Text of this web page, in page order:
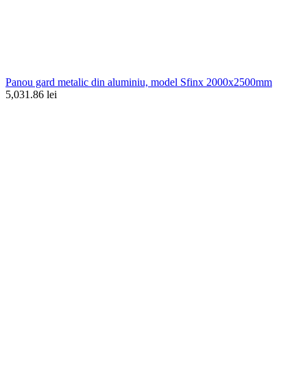
Panou gard metalic din aluminiu, model Sfinx 2000x2500mm
5,031.86 lei